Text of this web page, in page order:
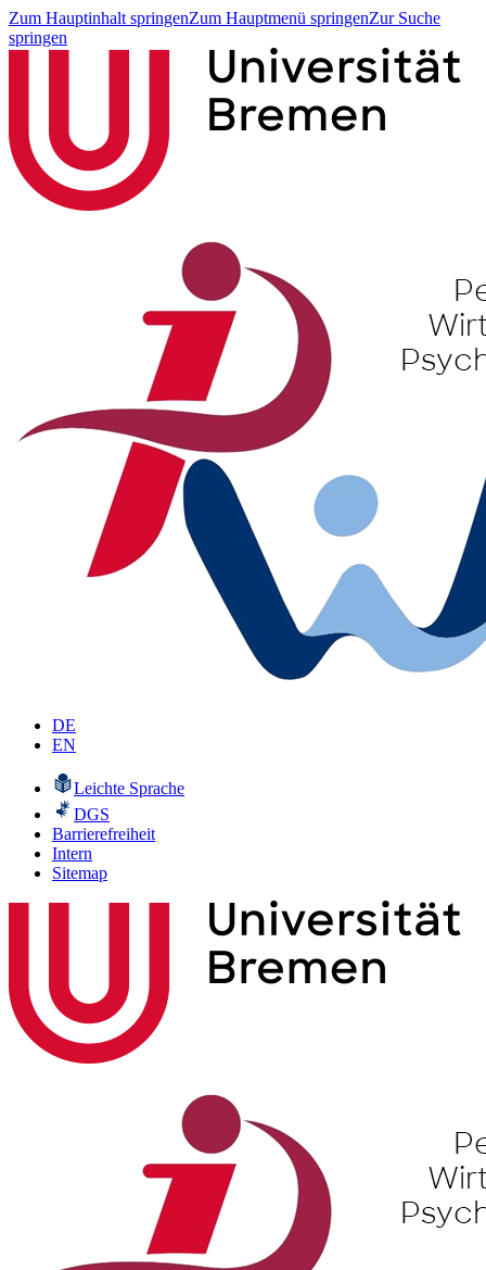
Zum Hauptinhalt springenZum Hauptmenü springenZur Suche
springen
DE
EN
Leichte Sprache
DGS
Barrierefreiheit
Intern
Sitemap